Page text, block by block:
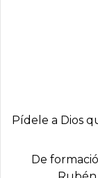
Pí­dele a Dios
De